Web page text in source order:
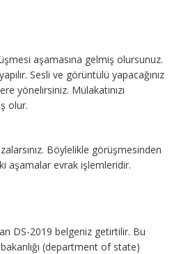
aşamasına gelmiş olursunuz.
Sesli ve görüntülü yapacağınız
yönelirsiniz. Mülakatınızı
olur.
Böylelikle görüşmesinden
aşamalar evrak işlemleridir.
DS-2019 belgeniz getirtilir. Bu
(department of state)